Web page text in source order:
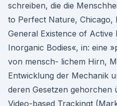
schreiben, die die
to Perfect Nature, Chicago,
General Existence of Active
Inorganic Bodies«, in: eine
von mensch- lichem Hirn,
Entwicklung der Mechanik
deren Gesetzen
Video-based Trackingt